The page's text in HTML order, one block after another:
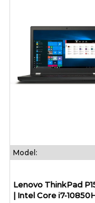
Model:
Lenovo ThinkPad
| Intel Core i7-